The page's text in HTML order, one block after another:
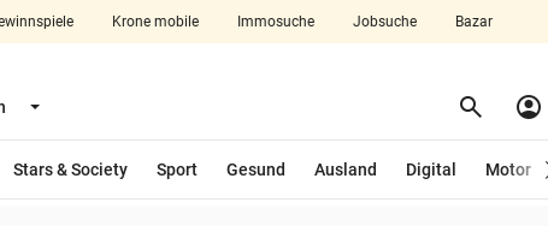
Krone mobile Immosuche Jobsuche Bazar
Menü aufklappen search Suchen
account_circle
Stars & Society Sport Gesund Ausland Digital Motor